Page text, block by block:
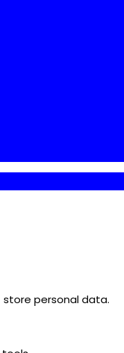
personal data.